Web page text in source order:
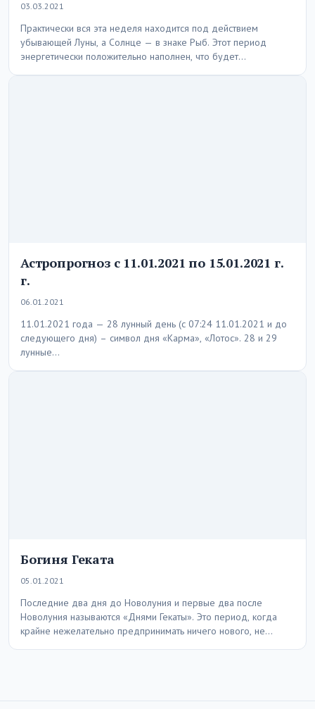
03.03.2021
Практически вся эта неделя находится под действием
убывающей Луны, а Солнце — в знаке Рыб. Этот период
энергетически положительно наполнен, что будет…
Астропрогноз с 11.01.2021 по 15.01.2021 г.
г.
06.01.2021
11.01.2021 года — 28 лунный день (c 07:24 11.01.2021 и до
следующего дня) – символ дня «Карма», «Лотос». 28 и 29
лунные…
Богиня Геката
05.01.2021
Последние два дня до Новолуния и первые два после
Новолуния называются «Днями Гекаты». Это период, когда
крайне нежелательно предпринимать ничего нового, не…